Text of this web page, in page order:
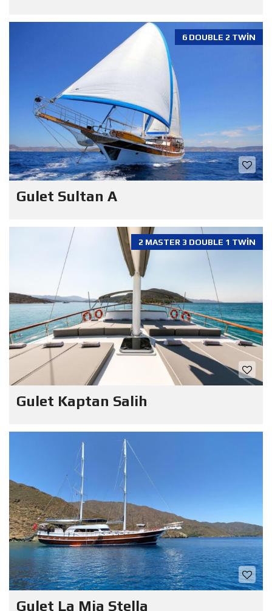
6 DOUBLE 2 TWIN
Gulet Sultan A
2 MASTER 3 DOUBLE 1 TWIN
Gulet Kaptan Salih
Gulet La Mia Stella